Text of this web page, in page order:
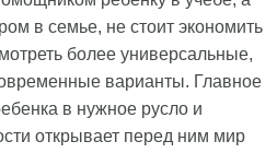
в семье, не стоит экономить
более универсальные,
варианты. Главное
в нужное русло и
открывает перед ним мир